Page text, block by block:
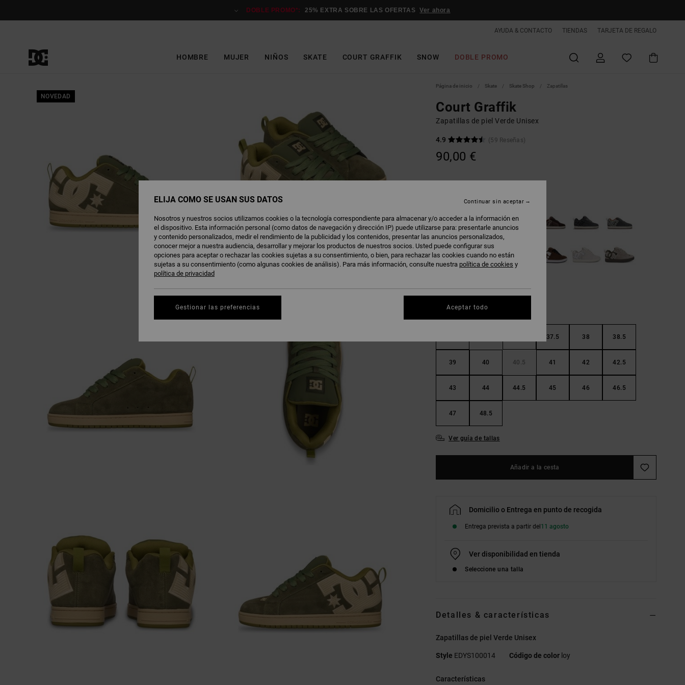
DOBLE PROMO*: 25% EXTRA SOBRE LAS OFERTAS Ver ahora
AYUDA & CONTACTO TIENDAS TARJETA DE REGALO
HOMBRE MUJER NIÑOS SKATE COURT GRAFFIK SNOW DOBLE PROMO
NOVEDAD
Página de inicio Skate Skate Shop Zapatillas
Court Graffik
Zapatillas de piel Verde Unisex
4.9 (59 Reseñas)
90,00 €
37.5 38 38.5
39 40 40.5 41 42 42.5
43 44 44.5 45 46 46.5
47 48.5
Ver guía de tallas
Añadir a la cesta
Domicilio o Entrega en punto de recogida
Entrega prevista a partir del11 agosto
Ver disponibilidad en tienda
Seleccione una talla
Detalles & características
Zapatillas de piel Verde Unisex
Style EDYS100014 Código de color loy
Características
ELIJA CÓMO SE USAN SUS DATOS
Nosotros y nuestros socios utilizamos cookies o la tecnología correspondiente para almacenar y/o acceder a la información en
el dispositivo. Esta información personal (como datos de navegación y dirección IP) puede utilizarse para: presentarle anuncios
y contenido personalizados, medir el rendimiento de la publicidad y los contenidos, presentar las anuncios personalizados,
conocer mejor a nuestra audiencia, desarrollar y mejorar los productos de nuestros socios. Usted puede configurar sus
opciones para aceptar o rechazar las cookies sujetas a su consentimiento, o bien, para rechazar las cookies cuando no están
sujetas a su consentimiento (como algunas cookies de análisis). Para más información, consulte nuestra política de cookies y
política de privacidad
Gestionar las preferencias
Continuar sin aceptar
Aceptar todo